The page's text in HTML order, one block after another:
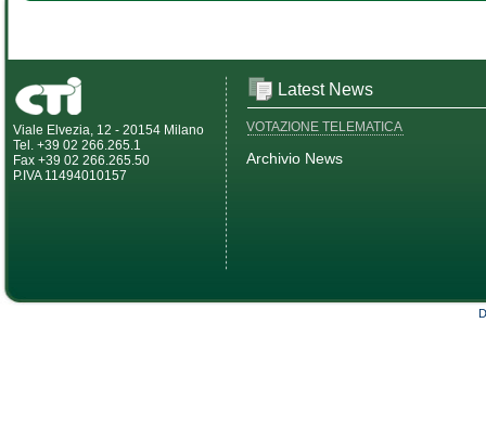
Viale Elvezia, 12 - 20154 Milano
Tel. +39 02 266.265.1
Fax +39 02 266.265.50
P.IVA 11494010157
Latest News
VOTAZIONE TELEMATICA
Archivio News